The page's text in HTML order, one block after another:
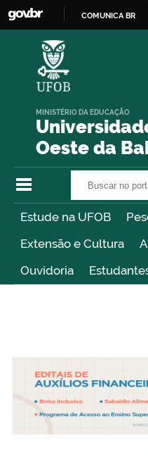
COMUNICA BR
Oeste da
MINISTÉRIO DA EDUCAÇÃO
Estude na UFOB
Extensão e Cultura
Ouvidoria